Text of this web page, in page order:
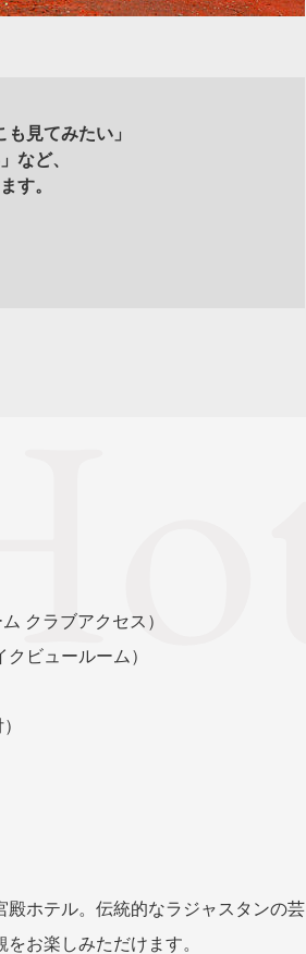
見てみたい」
など、
す。
クラブアクセス）
ビュールーム）
ホテル。伝統的なラジャスタンの芸
お楽しみただけます。